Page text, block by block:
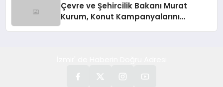
Çevre ve Şehircilik Bakanı Murat
Kurum, Konut Kampanyalarını